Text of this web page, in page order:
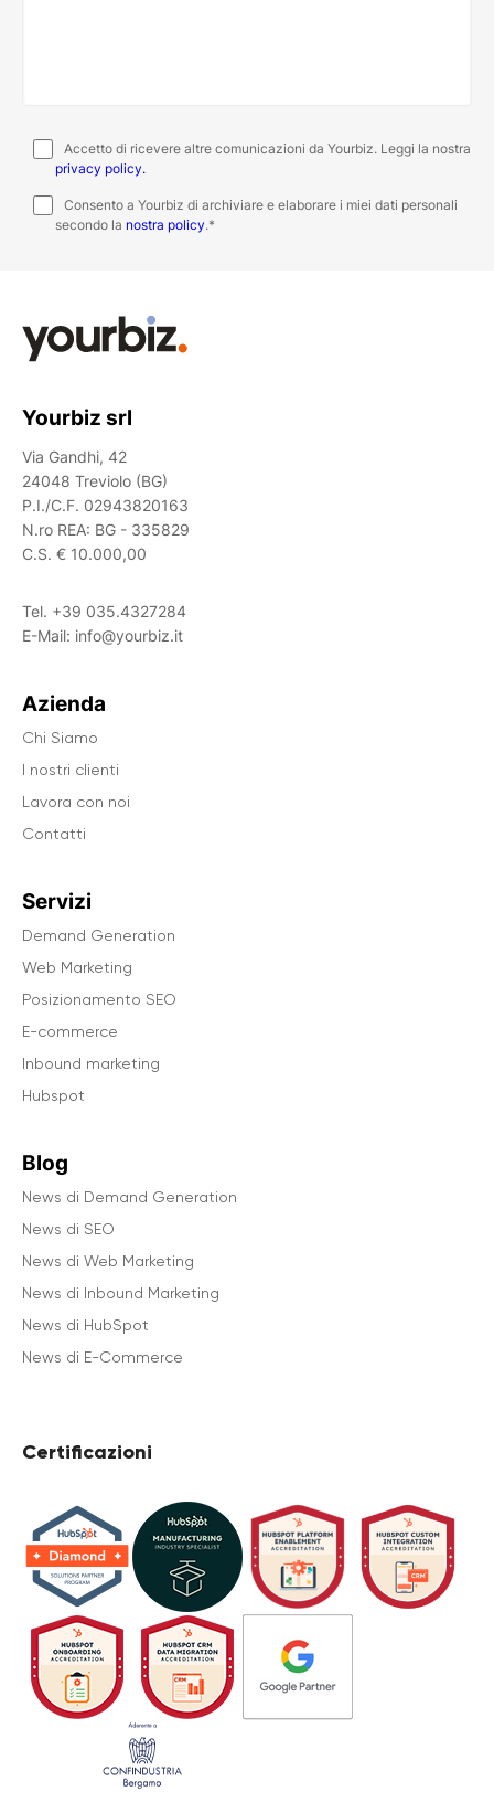
Accetto di ricevere altre comunicazioni da Yourbiz. Leggi la nostra
privacy policy.
Consento a Yourbiz di archiviare e elaborare i miei dati personali
secondo la nostra policy.*
Yourbiz srl
Via Gandhi, 42
24048 Treviolo (BG)
P.I./C.F. 02943820163
N.ro REA: BG - 335829
C.S. € 10.000,00
Tel. +39 035.4327284
E-Mail: info@yourbiz.it
Azienda
Chi Siamo
I nostri clienti
Lavora con noi
Contatti
Servizi
Demand Generation
Web Marketing
Posizionamento SEO
E-commerce
Inbound marketing
Hubspot
Blog
News di Demand Generation
News di SEO
News di Web Marketing
News di Inbound Marketing
News di HubSpot
News di E-Commerce
Certificazioni